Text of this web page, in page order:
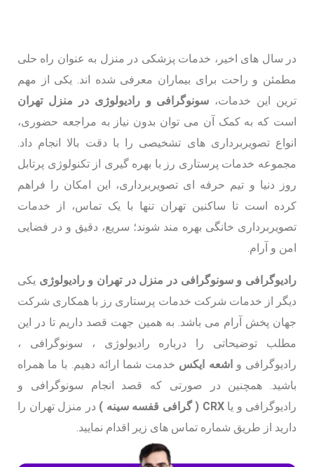
در سال های اخیر، خدمات پزشکی در منزل به عنوان راه حلی
مطمئن و راحت برای بیماران معرفی شده اند. یکی از مهم
ترین این خدمات، سونوگرافی و رادیولوژی در منزل تهران
است که به کمک آن می توان بدون نیاز به مراجعه حضوری،
انواع تصویربرداری های تشخیصی را با دقت بالا انجام داد.
مجموعه خدمات پرستاری رز با بهره گیری از تکنولوژی پرتابل
روز دنیا و تیم حرفه ای تصویربرداری، این امکان را فراهم
کرده است تا ساکنین تهران تنها با یک تماس، از خدمات
تصویربرداری خانگی بهره مند شوند؛ سریع، دقیق و در فضایی
امن و آرام.
رادیوگرافی و سونوگرافی در منزل در تهران و رادیولوژی یکی
دیگر از خدمات شرکت خدمات پرستاری رز با همکاری شرکت
جهان پخش آرام می باشد. به همین جهت قصد داریم تا در این
مطلب توضیحاتی را درباره رادیولوژی ، سونوگرافی ،
رادیوگرافی و اشعه ایکس خدمت شما ارائه دهیم. با ما همراه
باشید. همچنین در صورتی که قصد انجام سونوگرافی و
رادیوگرافی و یاCRX ( گرافی قفسه سینه )
در منزل تهران را
دارید از طریق شماره تماس های زیر اقدام نمایید.